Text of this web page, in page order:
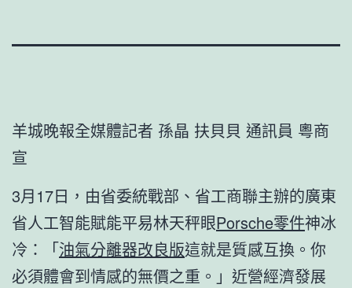
羊城晚報全媒體記者 孫晶 扶貝貝 通訊員 粵商
宣
3月17日，由省委統戰部、省工商聯主辦的廣東
省人工智能賦能平易林天秤眼Porsche零件神冰
冷：「油氣分離器改良版這就是質感互換。你
必須體會到情感的無價之重。」近營經濟發展